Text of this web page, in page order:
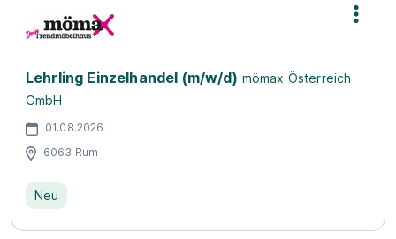
Lehrling Einzelhandel (m/w/d) mömax Österreich
GmbH
01.08.2026
6063 Rum
Neu